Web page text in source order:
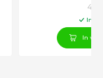
In
In